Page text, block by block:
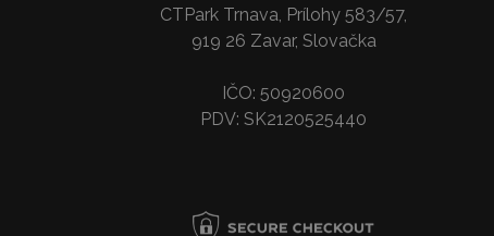
CTPark Trnava, Prílohy 583/57,
919 26 Zavar, Slovačka
IČO: 50920600
PDV: SK2120525440